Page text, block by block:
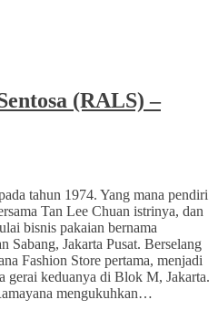
(RALS) –
tahun 1974. Yang mana pendiri
Tan Lee Chuan istrinya, dan
bisnis pakaian bernama
Sabang, Jakarta Pusat. Berselang
Fashion Store pertama, menjadi
gerai keduanya di Blok M, Jakarta.
mengukuhkan…